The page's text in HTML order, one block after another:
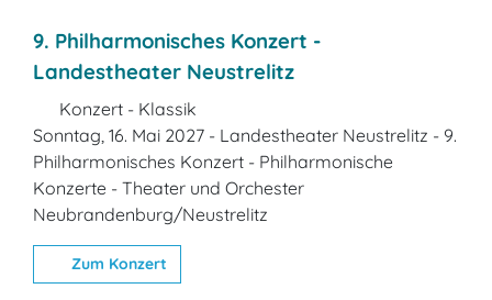
9. Philharmonisches Konzert -
Landestheater Neustrelitz
Konzert - Klassik
Sonntag, 16. Mai 2027 - Landestheater Neustrelitz - 9.
Philharmonisches Konzert - Philharmonische
Konzerte - Theater und Orchester
Neubrandenburg/Neustrelitz
Zum Konzert